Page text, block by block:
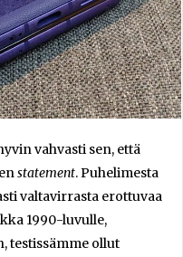
vahvasti sen, että
statement. Puhelimesta
valtavirrasta erottuvaa
1990-luvulle,
testissämme ollut